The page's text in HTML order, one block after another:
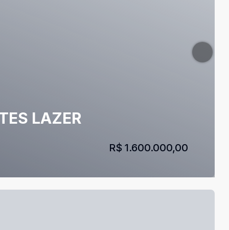
LAZER
R$ 1.600.000,00